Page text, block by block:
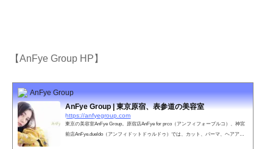
【AnFye Group HP】
AnFye Group
AnFye Group | 東京原宿、表参道の美容室
https://anfyegroup.com
東京の美容室AnFye Group。原宿店AnFye for prco（アンフィフォープルコ）、神宮
前店AnFye.dueldo（アンフィドットドゥルドゥ）では、カット、パーマ、ヘアアレ